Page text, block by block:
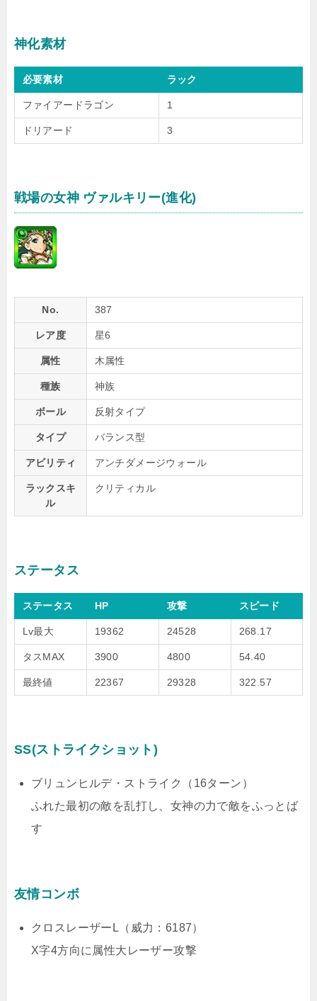
神化素材
必要素材 ラック
ファイアードラゴン 1
ドリアード 3
戦場の女神 ヴァルキリー(進化)
No. 387
レア度 星6
属性 木属性
種族 神族
ボール 反射タイプ
タイプ バランス型
アビリティ アンチダメージウォール
ラックスキ
ル
クリティカル
ステータス
ステータス HP 攻撃 スピード
Lv最大 19362 24528 268.17
タスMAX 3900 4800 54.40
最終値 22367 29328 322.57
SS(ストライクショット)
ブリュンヒルデ・ストライク（16ターン）
ふれた最初の敵を乱打し、女神の力で敵をふっとば
す
友情コンボ
クロスレーザーL（威力：6187）
X字4方向に属性大レーザー攻撃